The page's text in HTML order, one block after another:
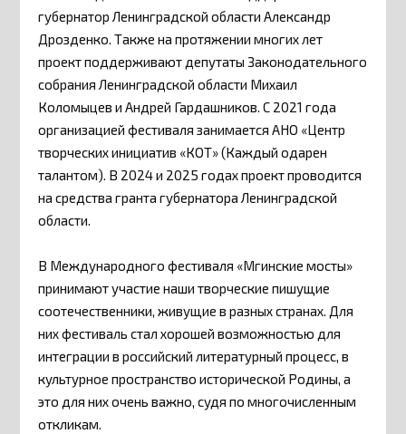
губернатор Ленинградской области Александр
Дрозденко. Также на протяжении многих лет
проект поддерживают депутаты Законодательного
собрания Ленинградской области Михаил
Коломыцев и Андрей Гардашников. С 2021 года
организацией фестиваля занимается АНО «Центр
творческих инициатив «КОТ» (Каждый одарен
талантом). В 2024 и 2025 годах проект проводится
на средства гранта губернатора Ленинградской
области.
В Международного фестиваля «Мгинские мосты»
принимают участие наши творческие пишущие
соотечественники, живущие в разных странах. Для
них фестиваль стал хорошей возможностью для
интеграции в российский литературный процесс, в
культурное пространство исторической Родины, а
это для них очень важно, судя по многочисленным
откликам.